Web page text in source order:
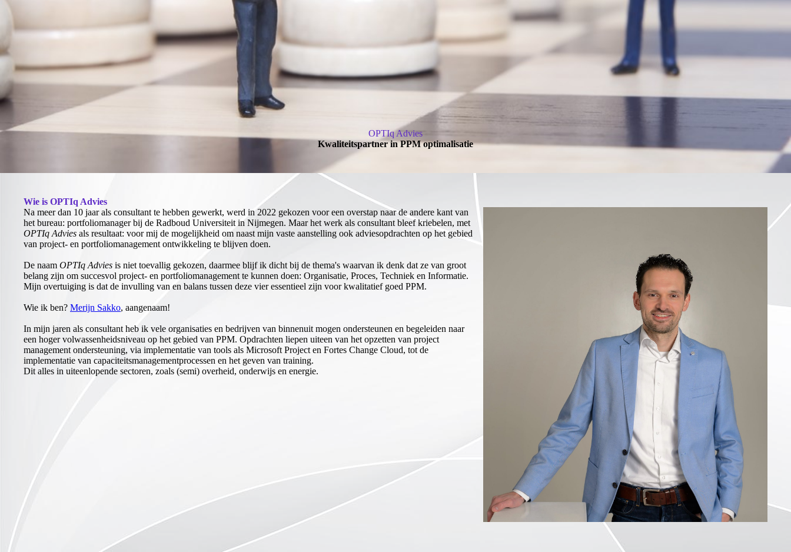
OPTIq Advies
Kwaliteitspartner in PPM optimalisatie
Wie is OPTIq Advies
Na meer dan 10 jaar als consultant te hebben gewerkt, werd in 2022 gekozen voor een overstap naar de andere kant van
het bureau: portfoliomanager bij de Radboud Universiteit in Nijmegen. Maar het werk als consultant bleef kriebelen, met
OPTIq Advies als resultaat: voor mij de mogelijkheid om naast mijn vaste aanstelling ook adviesopdrachten op het gebied
van project- en portfoliomanagement ontwikkeling te blijven doen.
De naam OPTIq Advies is niet toevallig gekozen, daarmee blijf ik dicht bij de thema's waarvan ik denk dat ze van groot
belang zijn om succesvol project- en portfoliomanagement te kunnen doen: Organisatie, Proces, Techniek en Informatie.
Mijn overtuiging is dat de invulling van en balans tussen deze vier essentieel zijn voor kwalitatief goed PPM.
Wie ik ben? Merijn Sakko, aangenaam!
In mijn jaren als consultant heb ik vele organisaties en bedrijven van binnenuit mogen ondersteunen en begeleiden naar
een hoger volwassenheidsniveau op het gebied van PPM. Opdrachten liepen uiteen van het opzetten van project
management ondersteuning, via implementatie van tools als Microsoft Project en Fortes Change Cloud, tot de
implementatie van capaciteitsmanagementprocessen en het geven van training.
Dit alles in uiteenlopende sectoren, zoals (semi) overheid, onderwijs en energie.